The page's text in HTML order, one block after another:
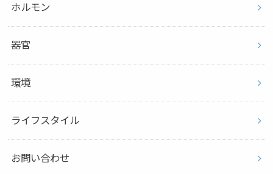
ホルモン
器官
環境
ライフスタイル
お問い合わせ